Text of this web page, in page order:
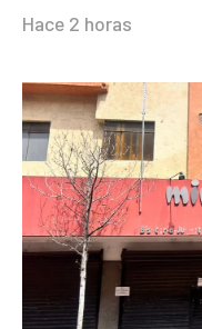
Hace 2 horas